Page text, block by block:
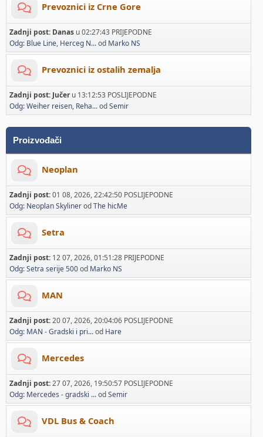
Prevoznici iz Crne Gore
Zadnji post: Danas u 02:27:43 PRIJEPODNE
Odg: Blue Line, Herceg N...od Marko NS
Prevoznici iz ostalih zemalja
Zadnji post: Jučeru 13:12:53 POSLIJEPODNE
Odg: Weiher reisen, Reha...odSemir
Proizvođači
Neoplan
Zadnji post:01 08, 2026, 22:42:50 POSLIJEPODNE
Odg: Neoplan SkylinerodThe hicMe
Setra
Zadnji post: 12 07, 2026, 01:51:28 PRIJEPODNE
Odg: Setra serije 500od Marko NS
MAN
Zadnji post:20 07, 2026, 20:04:06 POSLIJEPODNE
Odg: MAN - Gradski i pri...od Hare
Mercedes
Zadnji post:27 07, 2026, 19:50:57 POSLIJEPODNE
Odg: Mercedes - gradski ...odSemir
VDL Bus & Coach